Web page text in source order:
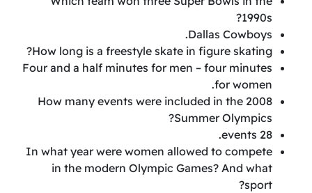
1990s?
Dallas Cowboys.
How long is a freestyle skate in figure skating?
Four and a half minutes for men – four minutes
for women.
How many events were included in the 2008
Summer Olympics?
28 events.
In what year were women allowed to compete
in the modern Olympic Games? And what
sport?